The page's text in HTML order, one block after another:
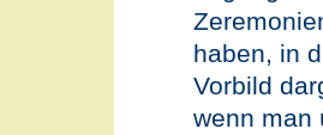
haben, in
Vorbild
wenn man